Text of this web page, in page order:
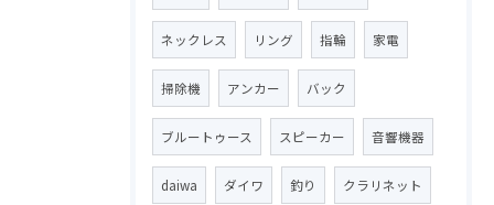
ネックレス リング 指輪 家電
掃除機 アンカー バック
ブルートゥース スピーカー 音響機器
daiwa ダイワ 釣り クラリネット